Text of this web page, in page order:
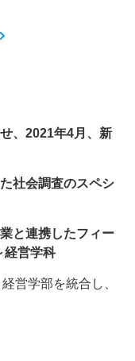
、2021年4月、新
社会調査のスペシ
と連携したフィー
経営学科
営学部を統合し、